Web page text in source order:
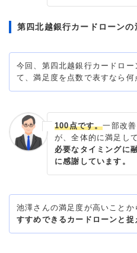
第四北越銀行カードローンの
今回、第四北越銀行カードロー
て、満足度を点数で表すなら何
100点です。一部改
が、全体的に満足し
必要なタイミングに
に感謝しています。
池澤さんの満足度が高いことか
すすめできるカードローンと捉